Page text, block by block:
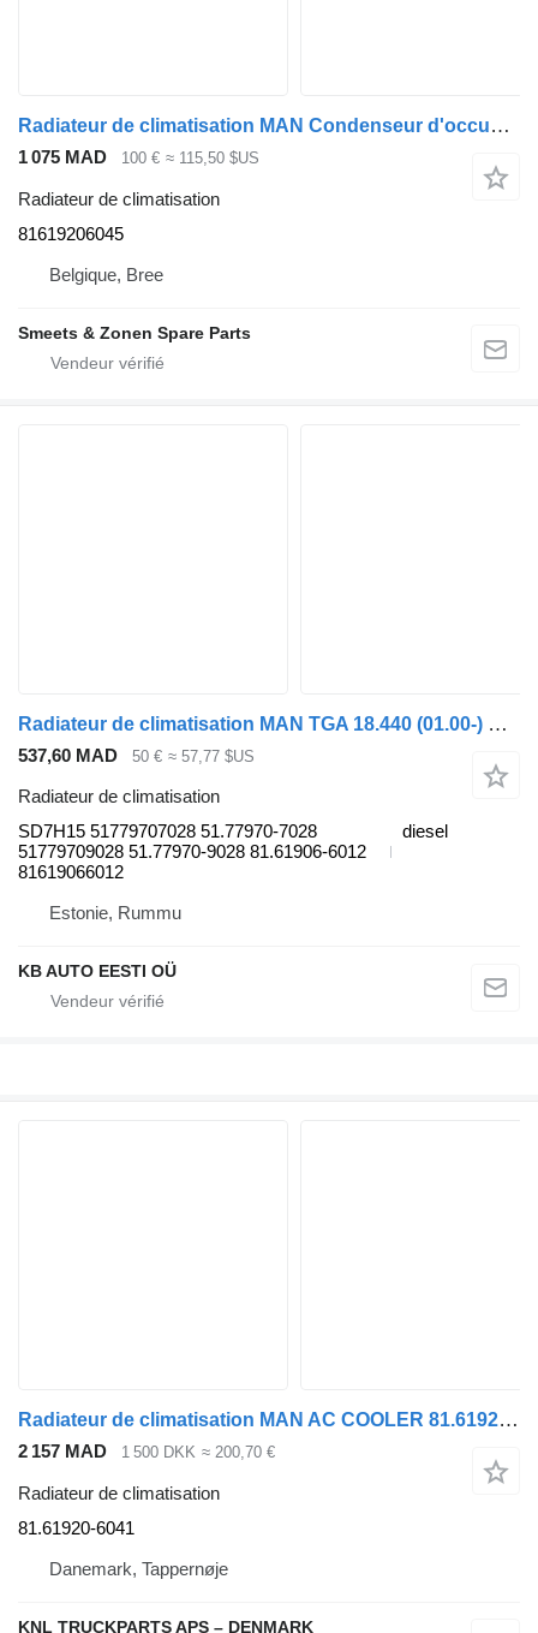
Radiateur de climatisation MAN Condenseur d'occupation 81619206045 pour camion
1 075 MAD 100 € ≈ 115,50 $US
Radiateur de climatisation
81619206045
Belgique, Bree
Smeets & Zonen Spare Parts
Radiateur de climatisation MAN TGA 18.440 (01.00-) SD7H15 pour camion MAN 4-series, TGA (1993-2009)
537,60 MAD 50 € ≈ 57,77 $US
Radiateur de climatisation
SD7H15 51779707028 51.77970-7028
51779709028 51.77970-9028 81.61906-6012
81619066012
diesel
Estonie, Rummu
KB AUTO EESTI OÜ
Radiateur de climatisation MAN AC COOLER 81.61920-6041 pour camion
2 157 MAD 1 500 DKK ≈ 200,70 €
Radiateur de climatisation
81.61920-6041
Danemark, Tappernøje
KNL TRUCKPARTS APS – DENMARK